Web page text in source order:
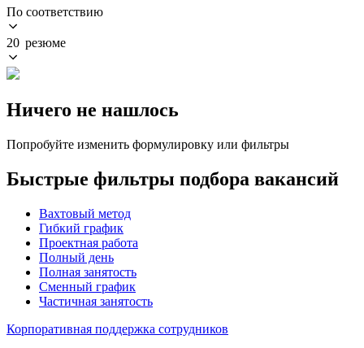
По соответствию
20 резюме
Ничего не нашлось
Попробуйте изменить формулировку или фильтры
Быстрые фильтры подбора вакансий
Вахтовый метод
Гибкий график
Проектная работа
Полный день
Полная занятость
Сменный график
Частичная занятость
Корпоративная поддержка сотрудников